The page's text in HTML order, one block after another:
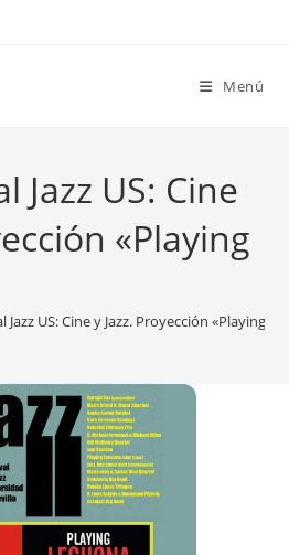
Menú
Jazz US: Cine
«Playing
Jazz US: Cine y Jazz. Proyección «Playing